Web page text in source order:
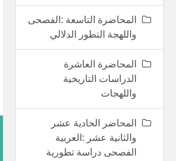
المحاضرة التاسعة :الفصحى
واللهجة التطور الدلالي
المحاضرة العاشرة
الدراسات التاريخية
واللهجات
المحاضر الحادية عشر
والثانية عشر :العربية
الفصحى دراسة تطورية